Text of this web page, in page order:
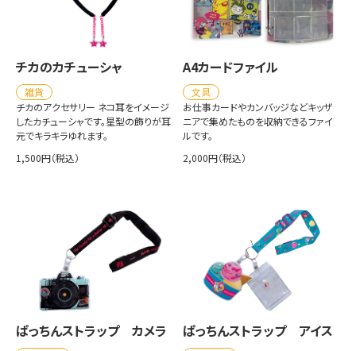
チカのカチューシャ
雑貨
チカのアクセサリー ネコ耳をイメージ
したカチューシャです。星型の飾りが耳
元でキラキラゆれます。
1,500円（税込）
A4カードファイル
文具
お仕事カードやカンバッジなどキッザ
ニアで集めたものを収納できるファイ
ルです。
2,000円（税込）
ぱっちんストラップ カメラ ぱっちんストラップ アイス